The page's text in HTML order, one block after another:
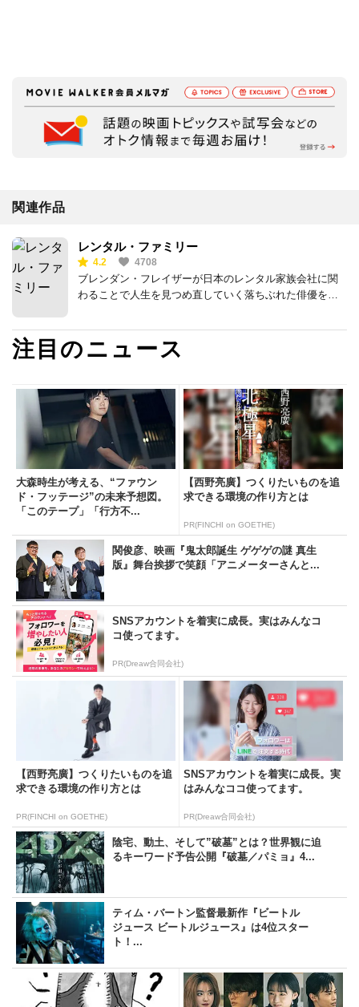
関連作品
レンタル・ファミリー
4.2 4708
ブレンダン・フレイザーが日本のレンタル家族会社に関
わることで人生を見つめ直していく落ちぶれた俳優を演
注目のニュース
大森時生が考える、“ファウン
ド・フッテージ”の未来予想図。
「このテープ」「行方不...
【西野亮廣】つくりたいものを追
求できる環境の作り方とは
PR(FINCHI on GOETHE)
関俊彦、映画『鬼太郎誕生 ゲゲゲの謎 真生
版』舞台挨拶で笑顔「アニメーターさんと...
SNSアカウントを着実に成長。実はみんなコ
コ使ってます。
PR(Dreaw合同会社)
【西野亮廣】つくりたいものを追
求できる環境の作り方とは
PR(FINCHI on GOETHE)
SNSアカウントを着実に成長。実
はみんなココ使ってます。
PR(Dreaw合同会社)
陰宅、動土、そして”破墓”とは？世界観に迫
るキーワード予告公開『破墓／パミョ』4...
ティム・バートン監督最新作『ビートル
ジュース ビートルジュース』は4位スター
ト！...